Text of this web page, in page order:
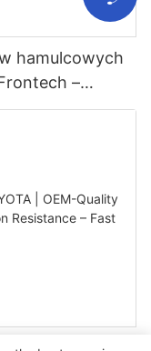
hamulcowych
–